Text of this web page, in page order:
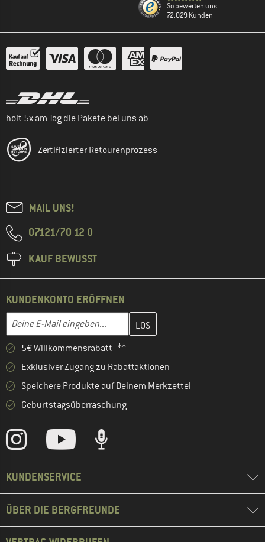
So bewerten uns
72.029 Kunden
holt 5x am Tag die Pakete bei uns ab
Zertifizierter Retourenprozess
MAIL UNS!
07121/70 12 0
KAUF BEWUSST
KUNDENKONTO ERÖFFNEN
E-Mail-Adresse
Gib hier deine E-Mail-Adresse ein und erstelle im nächsten
5€ Willkommensrabatt **
Exklusiver Zugang zu Rabattaktionen
Speichere Produkte auf Deinem Merkzettel
Geburtstagsüberraschung
KUNDENSERVICE
ÜBER DIE BERGFREUNDE